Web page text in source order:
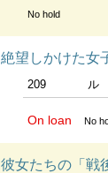
No hold
絶望しかけた女
209 ル
On loan No
彼女たちの「戦